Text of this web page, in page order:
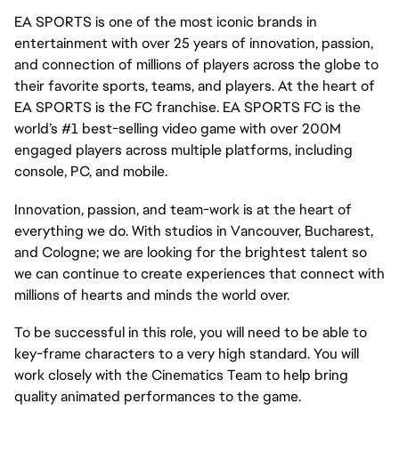
EA SPORTS is one of the most iconic brands in
entertainment with over 25 years of innovation, passion,
and connection of millions of players across the globe to
their favorite sports, teams, and players. At the heart of
EA SPORTS is the FC franchise. EA SPORTS FC is the
world’s #1 best-selling video game with over 200M
engaged players across multiple platforms, including
console, PC, and mobile.
Innovation, passion, and team-work is at the heart of
everything we do. With studios in Vancouver, Bucharest,
and Cologne; we are looking for the brightest talent so
we can continue to create experiences that connect with
millions of hearts and minds the world over.
To be successful in this role, you will need to be able to
key-frame characters to a very high standard. You will
work closely with the Cinematics Team to help bring
quality animated performances to the game.